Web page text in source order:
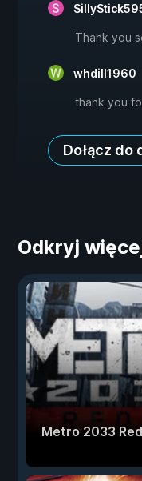
Thank you
whdill1960
thank you
Dołącz do
Odkryj
Metro 2033